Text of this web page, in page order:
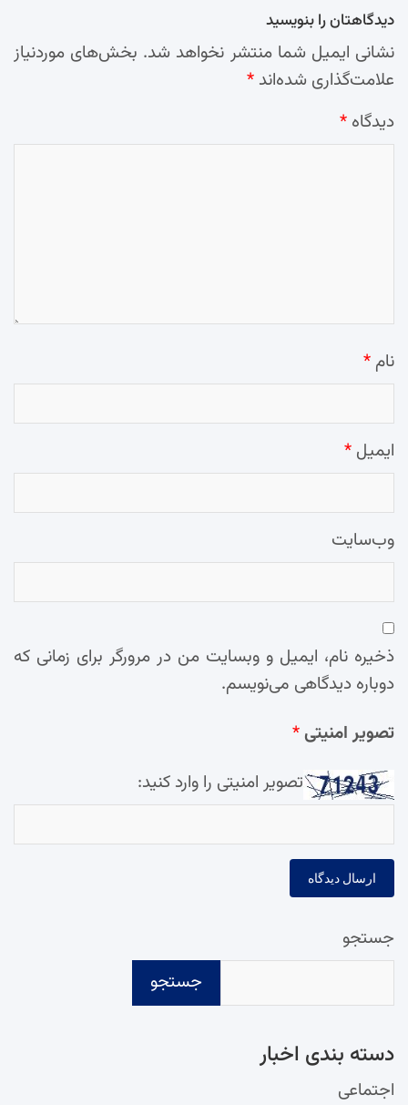
دیدگاهتان را بنویسید
نشانی ایمیل شما منتشر نخواهد شد. بخش‌های موردنیاز
علامت‌گذاری شده‌اند *
دیدگاه *
نام *
ایمیل *
وب‌سایت
ذخیره نام، ایمیل و وبسایت من در مرورگر برای زمانی که
دوباره دیدگاهی می‌نویسم.
تصویر امنیتی*
تصویر امنیتی را وارد کنید:
جستجو
جستجو
دسته‌ بندی اخبار
اجتماعی